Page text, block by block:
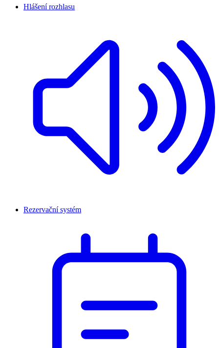
Hlášení rozhlasu
Rezervační systém